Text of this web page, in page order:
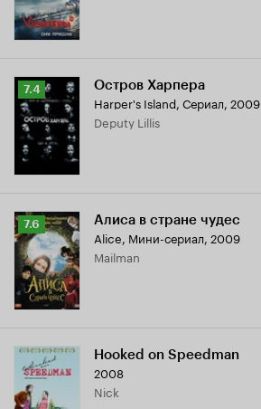
Рейтинг
Кинопоиска
7.4
7.4 Остров Харпера
Harper's Island, Сериал, 2009
Deputy Lillis
Рейтинг
Кинопоиска
7.6
7.6 Алиса в стране чудес
Alice, Мини-сериал, 2009
Mailman
Hooked on Speedman
2008
Nick